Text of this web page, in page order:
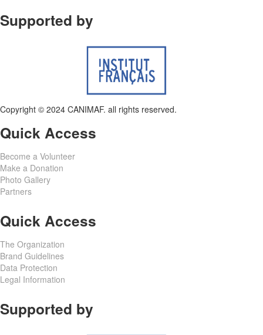
Supported by
Copyright © 2024 CANIMAF. all rights reserved.
Quick Access
Become a Volunteer
Make a Donation
Photo Gallery
Partners
Quick Access
The Organization
Brand Guidelines
Data Protection
Legal Information
Supported by